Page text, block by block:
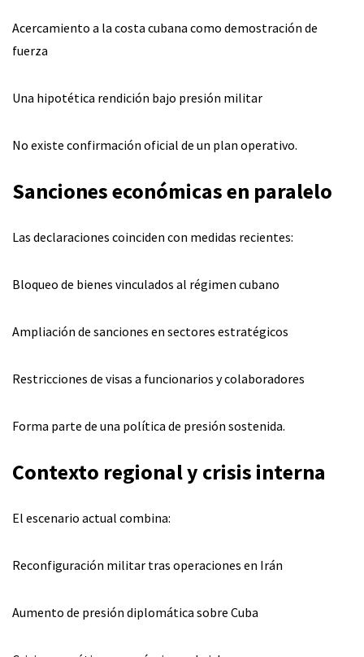
Acercamiento a la costa cubana como demostración de
fuerza
Una hipotética rendición bajo presión militar
No existe confirmación oficial de un plan operativo.
Sanciones económicas en paralelo
Las declaraciones coinciden con medidas recientes:
Bloqueo de bienes vinculados al régimen cubano
Ampliación de sanciones en sectores estratégicos
Restricciones de visas a funcionarios y colaboradores
Forma parte de una política de presión sostenida.
Contexto regional y crisis interna
El escenario actual combina:
Reconfiguración militar tras operaciones en Irán
Aumento de presión diplomática sobre Cuba